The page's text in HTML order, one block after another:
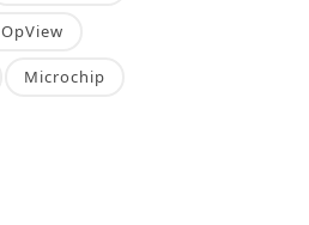
OpView
Microchip